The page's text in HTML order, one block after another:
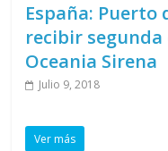
España: Puerto
recibir segunda
Oceania Sirena
Julio 9, 2018
Ver más